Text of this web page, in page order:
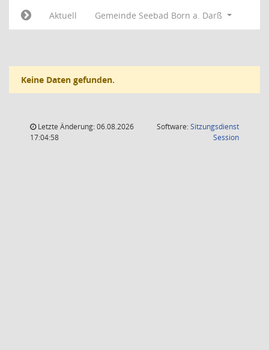
Aktuell
Gemeinde Seebad Born a. Darß
Keine Daten gefunden.
Letzte Änderung: 06.08.2026
17:04:58
Software:Sitzungsdienst
Session(Wird in